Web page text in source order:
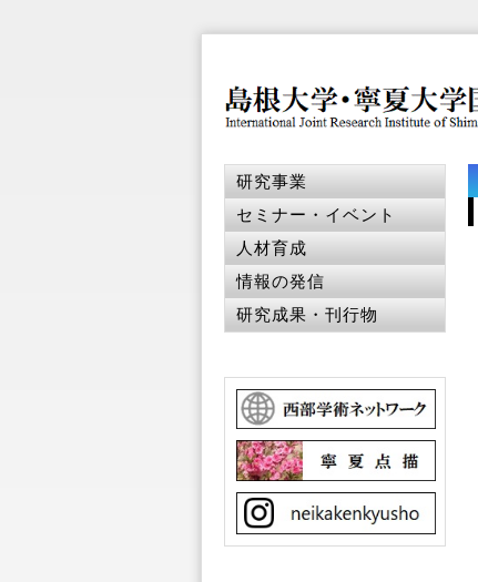
研究事業
セミナー・イベント
人材育成
情報の発信
研究成果・刊行物